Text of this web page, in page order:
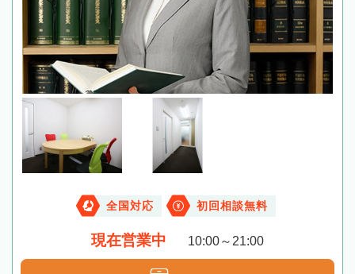
全国対応 初回相談無料
現在営業中 10:00～21:00